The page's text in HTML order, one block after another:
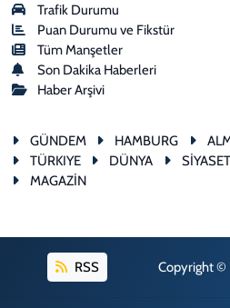
Trafik Durumu
Puan Durumu ve Fikstür
Tüm Manşetler
Son Dakika Haberleri
Haber Arşivi
GÜNDEM HAMBURG
TÜRKIYE
DÜNYA SİYASET
MAGAZİN
RSS Copyright ©